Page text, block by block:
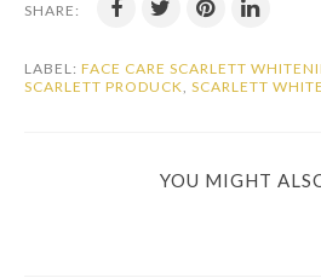
SHARE:
LABEL: FACE CARE SCARLETT
SCARLETT PRODUCK, SCARLETT
YOU MIGHT